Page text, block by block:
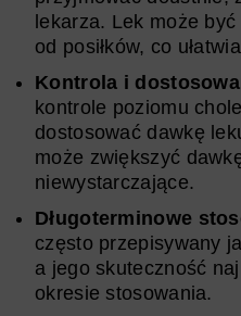
lekarza. Lek może
od posiłków, co
Kontrola i
kontrole poziomu
dostosować dawkę
może zwiększyć
niewystarczające.
Długoterminowe
często przepisywany
a jego skuteczność
okresie stosowania.